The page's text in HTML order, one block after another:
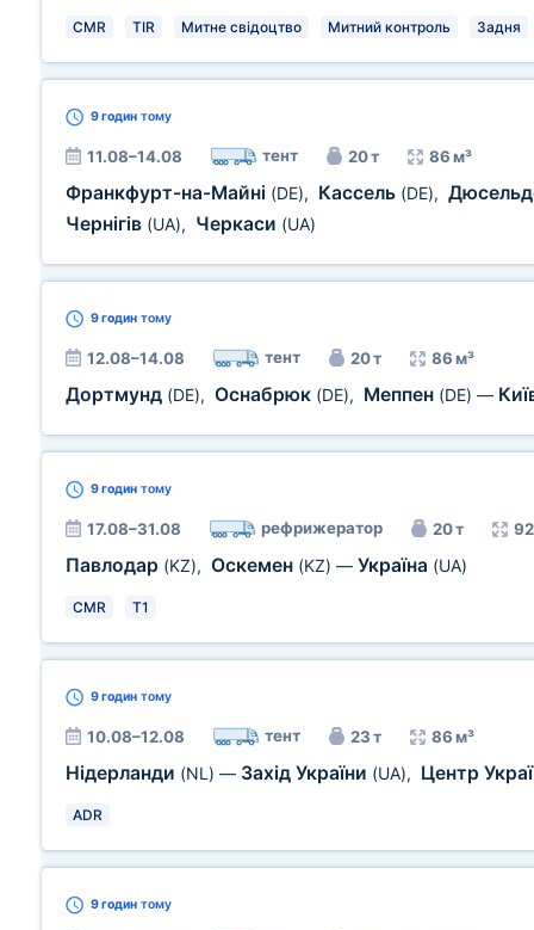
CMR TIR Митне свідоцтво Митний контроль Задня
9 годин тому
11.08–14.08 тент 20 т 86 м³
Франкфурт-на-Майні (DE), Кассель (DE),
Чернігів (UA), Черкаси (UA)
9 годин тому
12.08–14.08 тент 20 т 86 м³
Дортмунд (DE), Оснабрюк (DE), Меппен (DE) —
9 годин тому
17.08–31.08 рефрижератор 20 т
Павлодар (KZ), Оскемен (KZ) — Україна (UA)
CMR T1
9 годин тому
10.08–12.08 тент 23 т 86 м³
Нідерланди (NL) — Захід України (UA), Центр
ADR
9 годин тому